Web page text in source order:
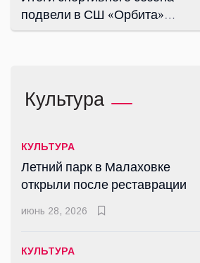
подвели в СШ «Орбита»
города Дзержинского
Люберецкая спортсменка
апр 27, 2026
КУЛЬТУРА
Летний парк в Малаховке
июнь 28, 2026
Культура
КУЛЬТУРА
Летний парк в Малаховке
открыли после реставрации
июнь 28, 2026
КУЛЬТУРА